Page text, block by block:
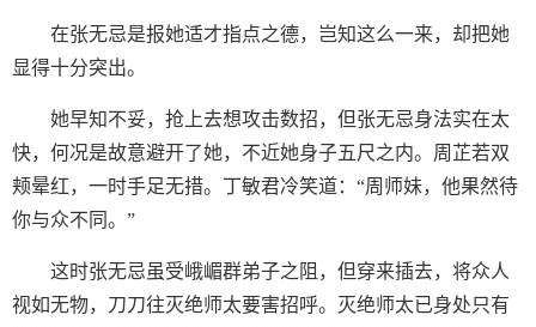
在张无忌是报她适才指点之德，岂知这么一来，却把她
显得十分突出。
她早知不妥，抢上去想攻击数招，但张无忌身法实在太
快，何况是故意避开了她，不近她身子五尺之内。周芷若双
颊晕红，一时手足无措。丁敏君冷笑道：“周师妹，他果然待
你与众不同。”
这时张无忌虽受峨嵋群弟子之阻，但穿来插去，将众人
视如无物，刀刀往灭绝师太要害招呼。灭绝师太已身处只有